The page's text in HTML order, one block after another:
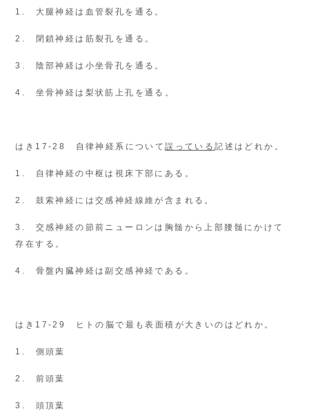
1. 大腿神経は血管裂孔を通る。
2. 閉鎖神経は筋裂孔を通る。
3. 陰部神経は小坐骨孔を通る。
4. 坐骨神経は梨状筋上孔を通る。
はき17-28 自律神経系について誤っている記述はどれか。
1. 自律神経の中枢は視床下部にある。
2. 鼓索神経には交感神経線維が含まれる。
3. 交感神経の節前ニューロンは胸髄から上部腰髄にかけて
存在する。
4. 骨盤内臓神経は副交感神経である。
はき17-29 ヒトの脳で最も表面積が大きいのはどれか。
1. 側頭葉
2. 前頭葉
3. 頭頂葉